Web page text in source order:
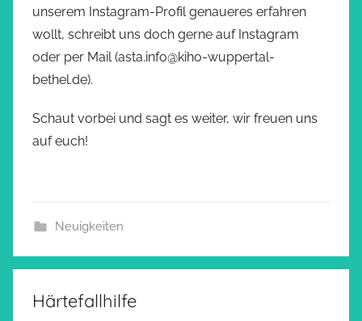
unserem Instagram-Profil genaueres erfahren
wollt, schreibt uns doch gerne auf Instagram
oder per Mail (asta.info@kiho-wuppertal-
bethel.de).
Schaut vorbei und sagt es weiter, wir freuen uns
auf euch!
Neuigkeiten
Härtefallhilfe